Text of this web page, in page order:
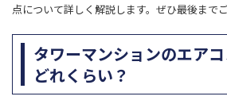
点について詳しく解説します。ぜひ最後まで
タワーマンションのエア
どれくらい？